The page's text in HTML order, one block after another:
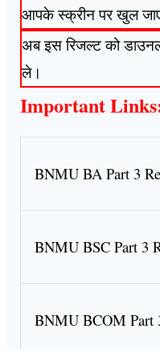
आपके स्क्रीन पर खुल
अब इस रिजल्ट को
ले।
Important
BNMU BA Part 3
BNMU BSC Part 3
BNMU BCOM Part